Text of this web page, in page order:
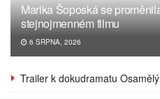
Marika Šoposká se
stejnojmenném filmu
6 SRPNA, 2026
Trailer k dokudramatu